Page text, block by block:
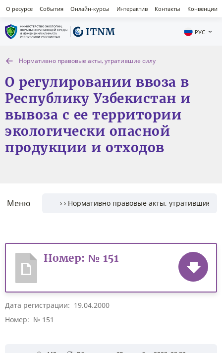
О ресурсе События Онлайн-курсы Интерактив Контакты Конвенции
РУС
Нормативно правовые акты, утратившие силу
О регулировании ввоза в
Республику Узбекистан и
вывоза с ее территории
экологически опасной
продукции и отходов
Меню
Номер: № 151
Дата регистрации: 19.04.2000
Номер: № 151